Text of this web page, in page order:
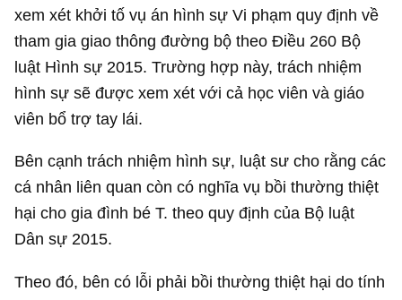
xem xét khởi tố vụ án hình sự Vi phạm quy định về
tham gia giao thông đường bộ theo Điều 260 Bộ
luật Hình sự 2015. Trường hợp này, trách nhiệm
hình sự sẽ được xem xét với cả học viên và giáo
viên bổ trợ tay lái.
Bên cạnh trách nhiệm hình sự, luật sư cho rằng các
cá nhân liên quan còn có nghĩa vụ bồi thường thiệt
hại cho gia đình bé T. theo quy định của Bộ luật
Dân sự 2015.
Theo đó, bên có lỗi phải bồi thường thiệt hại do tính